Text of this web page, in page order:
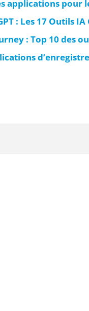
applications pour
: Les 17 Outils
: Top 10 des